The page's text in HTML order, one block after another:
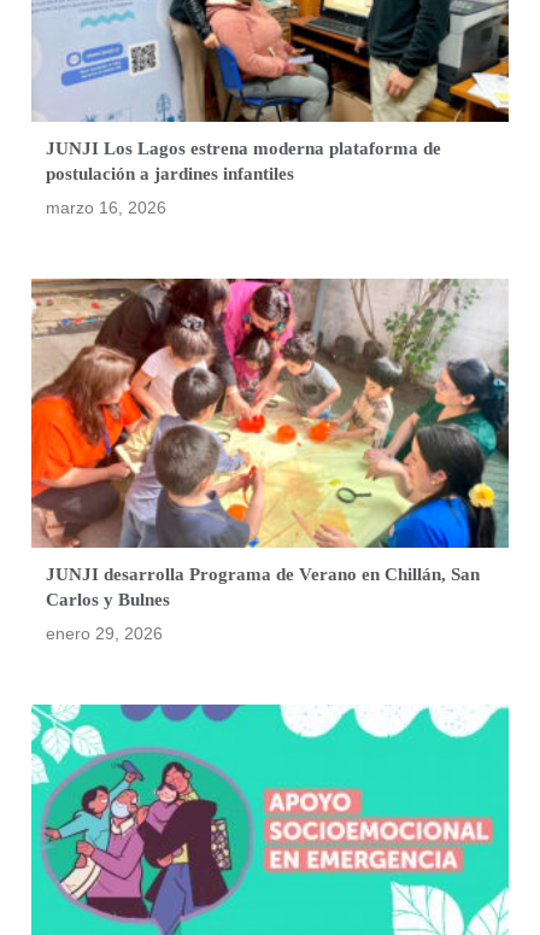
JUNJI Los Lagos estrena moderna plataforma de
postulación a jardines infantiles
marzo 16, 2026
JUNJI desarrolla Programa de Verano en Chillán, San
Carlos y Bulnes
enero 29, 2026